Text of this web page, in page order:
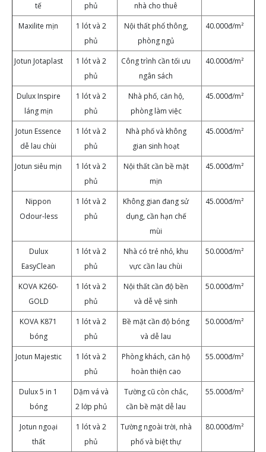
tế
phủ
nhà cho thuê
Maxilite mịn
1 lót và 2
phủ
Nội thất phổ thông,
phòng ngủ
40.000đ/m²
Jotun Jotaplast
1 lót và 2
phủ
Công trình cần tối ưu
ngân sách
40.000đ/m²
Dulux Inspire
láng mịn
1 lót và 2
phủ
Nhà phố, căn hộ,
phòng làm việc
45.000đ/m²
Jotun Essence
dễ lau chùi
1 lót và 2
phủ
Nhà phố và không
gian sinh hoạt
45.000đ/m²
Jotun siêu mịn
1 lót và 2
phủ
Nội thất cần bề mặt
mịn
45.000đ/m²
Nippon
Odour-less
1 lót và 2
phủ
Không gian đang sử
dụng, cần hạn chế
mùi
45.000đ/m²
Dulux
EasyClean
1 lót và 2
phủ
Nhà có trẻ nhỏ, khu
vực cần lau chùi
50.000đ/m²
KOVA K260-
GOLD
1 lót và 2
phủ
Nội thất cần độ bền
và dễ vệ sinh
50.000đ/m²
KOVA K871
bóng
1 lót và 2
phủ
Bề mặt cần độ bóng
và dễ lau
50.000đ/m²
Jotun Majestic
1 lót và 2
phủ
Phòng khách, căn hộ
hoàn thiện cao
55.000đ/m²
Dulux 5 in 1
bóng
Dặm vá và
2 lớp phủ
Tường cũ còn chắc,
cần bề mặt dễ lau
55.000đ/m²
Jotun ngoại
thất
1 lót và 2
phủ
Tường ngoài trời, nhà
phố và biệt thự
80.000đ/m²